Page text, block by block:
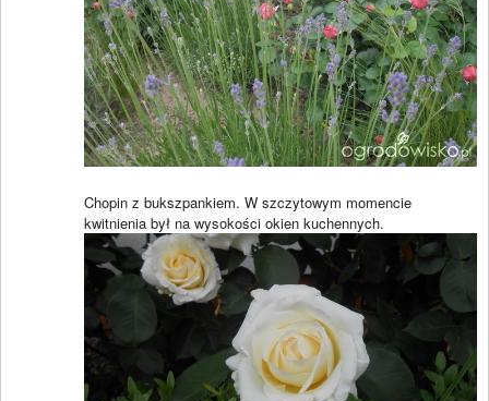
Chopin z bukszpankiem. W szczytowym momencie
kwitnienia był na wysokości okien kuchennych.